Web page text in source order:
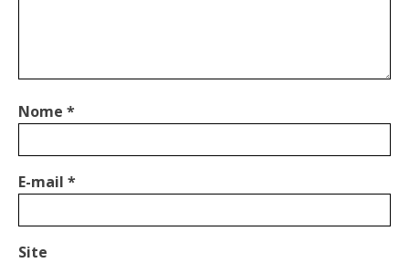
Nome *
E-mail *
Site